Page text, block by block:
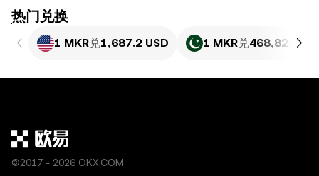
ִִִִִִִִִִִִִִִִִִִִִִִִִִִִִִִִִִִִִִִִִִִִִִִִ热门兑换
1 MKR兑1,687.2 USD 1 MKR兑468,821.63
©2017 - 2026 OKX.COM